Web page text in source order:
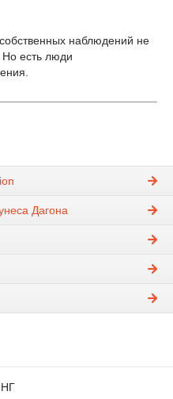
наблюдений не
есть люди
Дагона
НГ